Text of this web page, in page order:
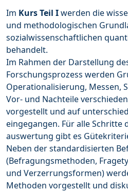
Im Kurs Teil Iwerden die
und methodologischen
sozialwissenschaftlichen
behandelt.
Im Rahmen der Darstellung
Forschungsprozess werden
Operationalisierung, Messen,
Vor- und Nachteile
vorgestellt und auf
eingegangen. Für alle Schritte
auswertung gibt es
Neben der standardisierten
(Befragungsmethoden,
und Verzerrungsformen)
Methoden vorgestellt und